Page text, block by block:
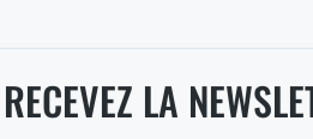
RECEVEZ LA